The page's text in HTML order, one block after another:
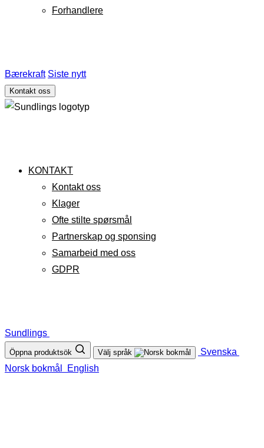
Forhandlere
Bærekraft Siste nytt
Kontakt oss
KONTAKT
Kontakt oss
Klager
Ofte stilte spørsmål
Partnerskap og sponsing
Samarbeid med oss
GDPR
Sundlings
Öppna produktsök Välj språk
Svenska
Norsk bokmål
English